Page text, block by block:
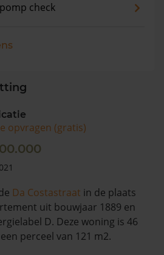
check
opvragen (gratis)
Da Costastraat in de plaats
uit bouwjaar 1889 en
D. Deze woning is 46
perceel van 121 m2.